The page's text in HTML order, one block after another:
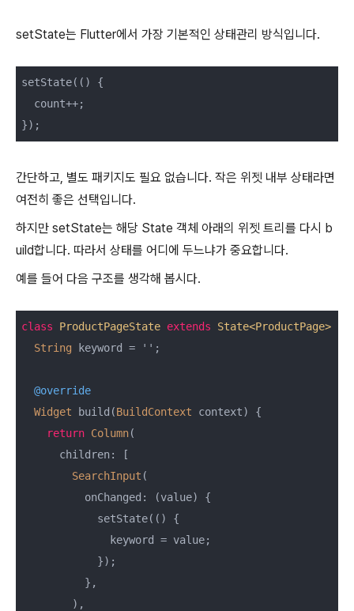
setState는 Flutter에서 가장 기본적인 상태관리 방식입니다.
setState(() {
  count++;
간단하고, 별도 패키지도 필요 없습니다. 작은 위젯 내부 상태라면
여전히 좋은 선택입니다.
하지만 setState는 해당 State 객체 아래의 위젯 트리를 다시 b
uild합니다. 따라서 상태를 어디에 두느냐가 중요합니다.
예를 들어 다음 구조를 생각해 봅시다.
class ProductPageState extends State<ProductPage>
String keyword = '';
@override
Widget build(BuildContext context) {
return Column(
      children: [
SearchInput (
          onChanged: (value) {
            setState(() {
              keyword = value;
            });
          },
        ),